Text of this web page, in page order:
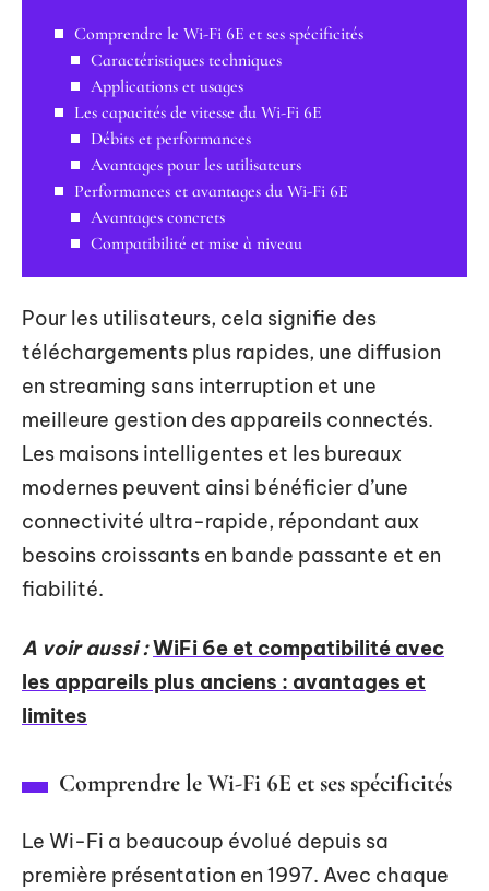
Comprendre le Wi-Fi 6E et ses spécificités
Caractéristiques techniques
Applications et usages
Les capacités de vitesse du Wi-Fi 6E
Débits et performances
Avantages pour les utilisateurs
Performances et avantages du Wi-Fi 6E
Avantages concrets
Compatibilité et mise à niveau
Pour les utilisateurs, cela signifie des
téléchargements plus rapides, une diffusion
en streaming sans interruption et une
meilleure gestion des appareils connectés.
Les maisons intelligentes et les bureaux
modernes peuvent ainsi bénéficier d’une
connectivité ultra-rapide, répondant aux
besoins croissants en bande passante et en
fiabilité.
A voir aussi :WiFi 6e et compatibilité avec
les appareils plus anciens : avantages et
limites
Comprendre le Wi-Fi 6E et ses spécificités
Le Wi-Fi a beaucoup évolué depuis sa
première présentation en 1997. Avec chaque